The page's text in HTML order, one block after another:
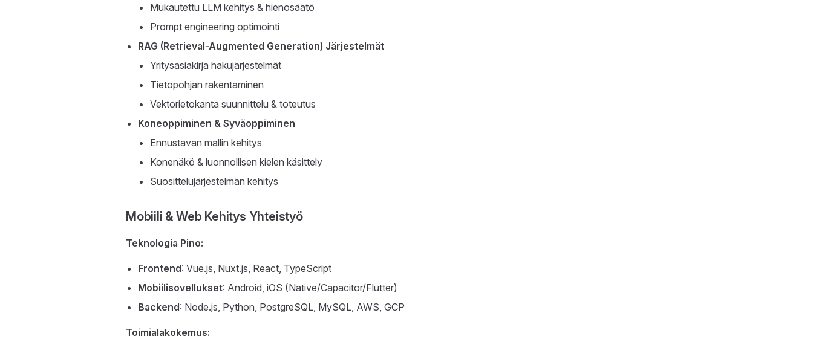
Mukautettu LLM kehitys & hienosäätö
Prompt engineering optimointi
RAG (Retrieval-Augmented Generation) Järjestelmät
Yritysasiakirja hakujärjestelmät
Tietopohjan rakentaminen
Vektorietokanta suunnittelu & toteutus
Koneoppiminen & Syväoppiminen
Ennustavan mallin kehitys
Konenäkö & luonnollisen kielen käsittely
Suosittelujärjestelmän kehitys
Mobiili & Web Kehitys Yhteistyö
Teknologia Pino:
Frontend: Vue.js, Nuxt.js, React, TypeScript
Mobiilisovellukset: Android, iOS (Native/Capacitor/Flutter)
Backend: Node.js, Python, PostgreSQL, MySQL, AWS, GCP
Toimialakokemus: